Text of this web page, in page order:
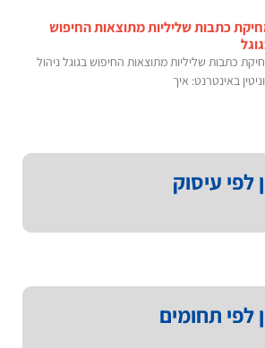
כתבות שליליות מתוצאות החיפוש
כתבות שליליות מתוצאות החיפוש בגוגל ניהול
באינטרנט: איך
לפי עיסוק
לפי תחומים